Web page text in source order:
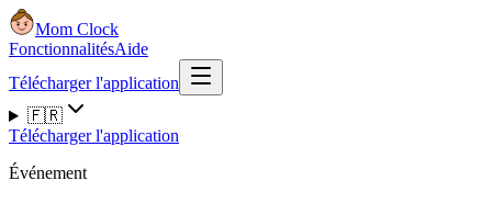
Mom Clock
FonctionnalitésAide
Télécharger l'application
🇫🇷
Télécharger l'application
Événement